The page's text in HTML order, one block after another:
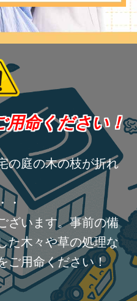
用命ください！
の庭の木の枝が折れ
・
ざいます。事前の備
木々や草の処理な
ご用命ください！